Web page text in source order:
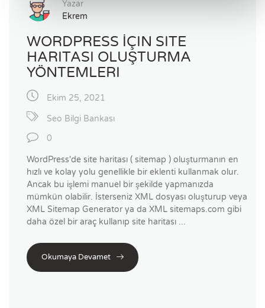
Yazar
Ekrem
WORDPRESS İÇIN SITE
HARITASI OLUŞTURMA
YÖNTEMLERI
Ekim 25, 2021
Seo Bilgi Bankası
0
WordPress'de site haritası ( sitemap ) oluşturmanın en
hızlı ve kolay yolu genellikle bir eklenti kullanmak olur.
Ancak bu işlemi manuel bir şekilde yapmanızda
mümkün olabilir. İsterseniz XML dosyası oluşturup veya
XML Sitemap Generator ya da XML sitemaps.com gibi
daha özel bir araç kullanıp site haritası ...
Okumaya Devamet